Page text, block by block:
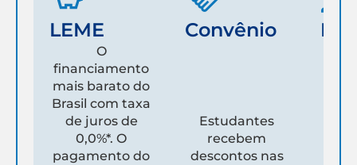
LEME
O
financiamento
mais barato do
Brasil com taxa
de juros de
0,0%*. O
pagamento do
Convênio
Estudantes
recebem
descontos nas